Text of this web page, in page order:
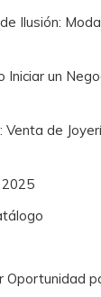
Ilusión:
Iniciar un
de
2025